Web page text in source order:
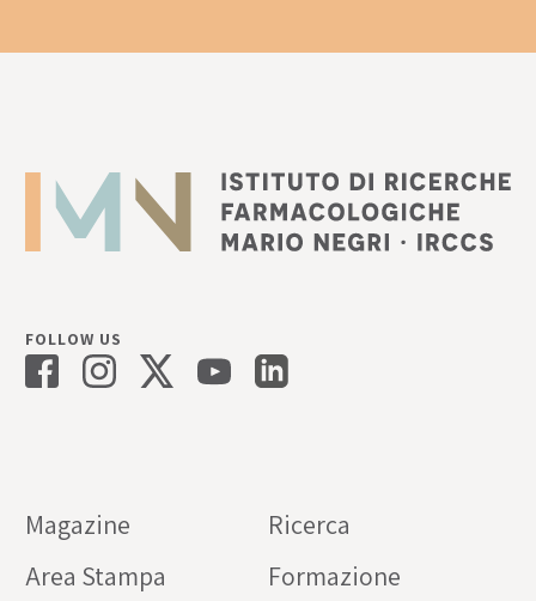
FOLLOW US
Magazine
Ricerca
Area Stampa
Formazione